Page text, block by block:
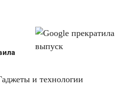
Home Mini
и технологии